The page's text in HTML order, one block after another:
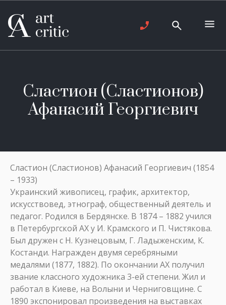
Сластион (Сластионов)
Афанасий Георгиевич
Сластион (Сластионов) Афанасий Георгиевич (1854
– 1933)
Украинский живописец, график, архитектор,
искусствовед, этнограф, общественный деятель и
педагог. Родился в Бердянске. В 1874 – 1882 учился
в Петербургской АХ у И. Крамского и П. Чистякова.
Был дружен с Н. Кузнецовым, Г. Ладыженским, К.
Костанди. Награжден двумя серебряными
медалями (1877, 1882). По окончании АХ получил
звание классного художника 3-ей степени. Жил и
работал в Киеве, на Волыни и Черниговщине. С
1890 экспонировал произведения на выставках